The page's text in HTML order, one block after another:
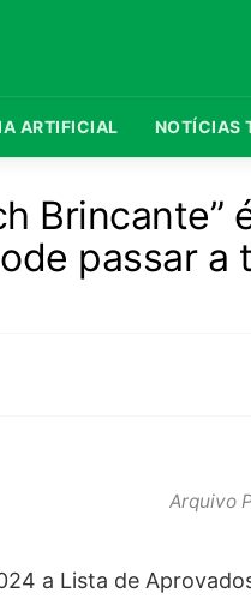
ARTIFICIAL NOTÍCIAS
passar a
Arquivo
a Lista de